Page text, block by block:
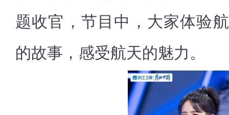
题收官，节目中，大家体验
的故事，感受航天的魅力。